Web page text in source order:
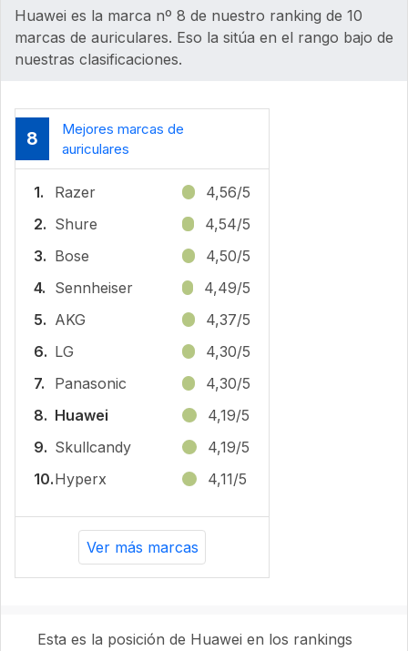
Huawei es la marca nº 8 de nuestro ranking de 10
marcas de auriculares. Eso la sitúa en el rango bajo de
nuestras clasificaciones.
8
Mejores marcas de
auriculares
1. Razer
4,56/5
2. Shure
4,54/5
3. Bose
4,50/5
4. Sennheiser
4,49/5
5. AKG
4,37/5
6. LG
4,30/5
7.
Panasonic
4,30/5
8. Huawei
4,19/5
9. Skullcandy
4,19/5
10.Hyperx 4,11/5
Ver más marcas
Esta es la posición de Huawei en los rankings